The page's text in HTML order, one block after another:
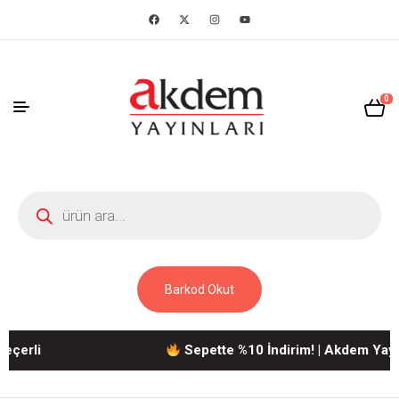
0
Barkod Okut
Sepette %10 İndirim! | Akdem